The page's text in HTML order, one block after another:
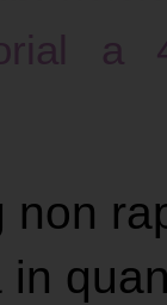
a
non
in